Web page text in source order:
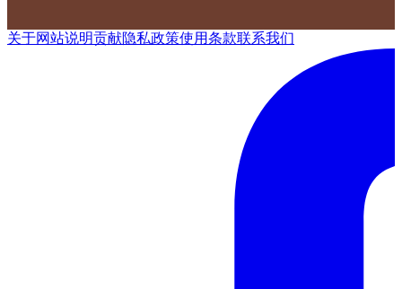
关于网站说明贡献隐私政策使用条款联系我们